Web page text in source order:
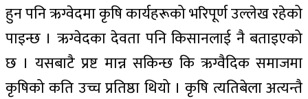
हुन पनि ऋग्वेदमा कृषि कार्यहरूको भरिपूर्ण उल्लेख रहेको
पाइन्छ । ऋग्वेदका देवता पनि किसानलाई नै बताइएको
छ । यसबाटै प्रष्ट मान्न सकिन्छ कि ऋग्वैदिक समाजमा
कृषिको कति उच्च प्रतिष्ठा थियो । कृषि त्यतिबेला अत्यन्तै